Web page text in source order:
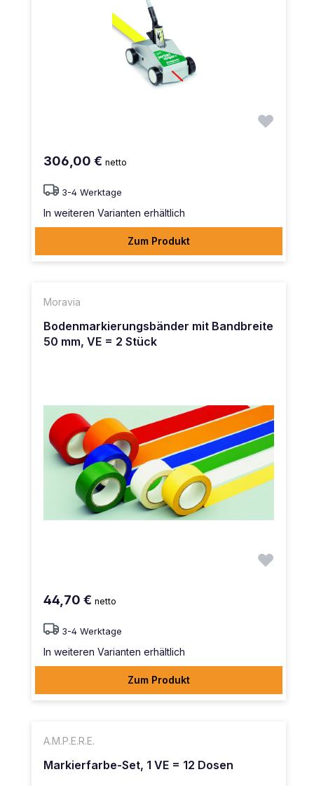
306,00 € netto
3-4 Werktage
In weiteren Varianten erhältlich
Zum Produkt
Moravia
Bodenmarkierungsbänder mit Bandbreite
50 mm, VE = 2 Stück
44,70 € netto
3-4 Werktage
In weiteren Varianten erhältlich
Zum Produkt
A.M.P.E.R.E.
Markierfarbe-Set, 1 VE = 12 Dosen